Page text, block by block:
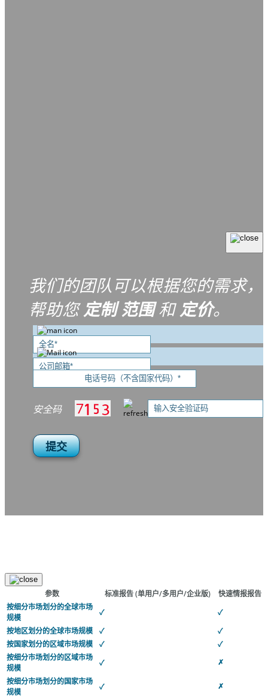
我们的团队可以根据您的需求，
帮助您定制 范围和定价。
安全码
提交
参数 标准报告(单用户/多用户/企业版)
快速情报报告
按细分市场划分的全球市场
规模
✓
✓
按地区划分的全球市场规模
✓
✓
按国家划分的区域市场规模
✓
✓
按细分市场划分的区域市场
规模
✓
✗
按细分市场划分的国家市场
规模
✓ ✗